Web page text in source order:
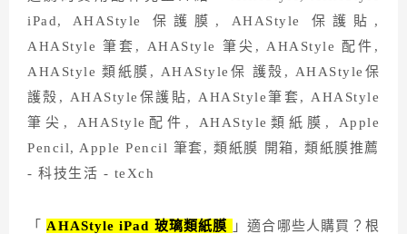
「 AHAStyle iPad 玻璃類紙膜
」適合哪些人購買？根